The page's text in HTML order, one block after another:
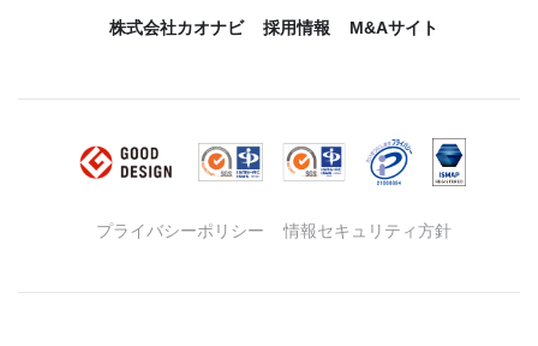
株式会社カオナビ 採用情報 M&Aサイト
プライバシーポリシー 情報セキュリティ方針